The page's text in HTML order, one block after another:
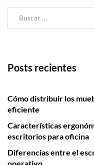
Posts recientes
Cómo distribuir los
eficiente
Características
escritorios para oficina
Diferencias entre el